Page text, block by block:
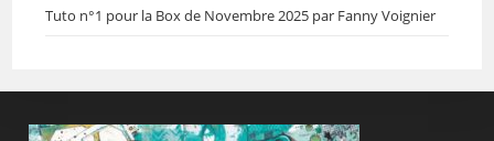
Tuto n°1 pour la Box de Novembre 2025 par Fanny Voignier